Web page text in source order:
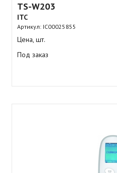
TS-W203
ITC
Артикул: IC00025855
Цена, шт.
Под заказ